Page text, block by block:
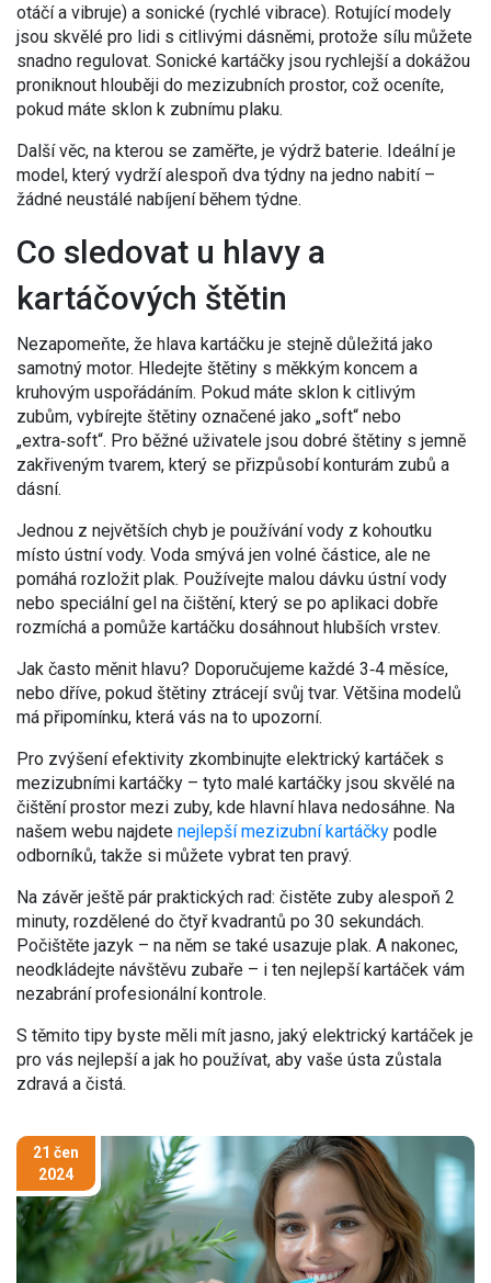
otáčí a vibruje) a sonické (rychlé vibrace). Rotující modely
jsou skvělé pro lidi s citlivými dásněmi, protože sílu můžete
snadno regulovat. Sonické kartáčky jsou rychlejší a dokážou
proniknout hlouběji do mezizubních prostor, což oceníte,
pokud máte sklon k zubnímu plaku.
Další věc, na kterou se zaměřte, je výdrž baterie. Ideální je
model, který vydrží alespoň dva týdny na jedno nabití –
žádné neustálé nabíjení během týdne.
Co sledovat u hlavy a
kartáčových štětin
Nezapomeňte, že hlava kartáčku je stejně důležitá jako
samotný motor. Hledejte štětiny s měkkým koncem a
kruhovým uspořádáním. Pokud máte sklon k citlivým
zubům, vybírejte štětiny označené jako „soft“ nebo
„extra‑soft“. Pro běžné uživatele jsou dobré štětiny s jemně
zakřiveným tvarem, který se přizpůsobí konturám zubů a
dásní.
Jednou z největších chyb je používání vody z kohoutku
místo ústní vody. Voda smývá jen volné částice, ale ne
pomáhá rozložit plak. Používejte malou dávku ústní vody
nebo speciální gel na čištění, který se po aplikaci dobře
rozmíchá a pomůže kartáčku dosáhnout hlubších vrstev.
Jak často měnit hlavu? Doporučujeme každé 3‑4 měsíce,
nebo dříve, pokud štětiny ztrácejí svůj tvar. Většina modelů
má připomínku, která vás na to upozorní.
Pro zvýšení efektivity zkombinujte elektrický kartáček s
mezizubními kartáčky – tyto malé kartáčky jsou skvělé na
čištění prostor mezi zuby, kde hlavní hlava nedosáhne. Na
našem webu najdete nejlepší mezizubní kartáčky podle
odborníků, takže si můžete vybrat ten pravý.
Na závěr ještě pár praktických rad: čistěte zuby alespoň 2
minuty, rozdělené do čtyř kvadrantů po 30 sekundách.
Počištěte jazyk – na něm se také usazuje plak. A nakonec,
neodkládejte návštěvu zubaře – i ten nejlepší kartáček vám
nezabrání profesionální kontrole.
S těmito tipy byste měli mít jasno, jaký elektrický kartáček je
pro vás nejlepší a jak ho používat, aby vaše ústa zůstala
zdravá a čistá.
21 čen
2024